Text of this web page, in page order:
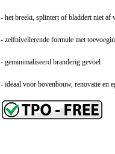
- het breekt, splintert of bladdert niet af
- zelfnivellerende formule met
- geminimaliseerd branderig gevoel
- ideaal voor bovenbouw, renovatie en